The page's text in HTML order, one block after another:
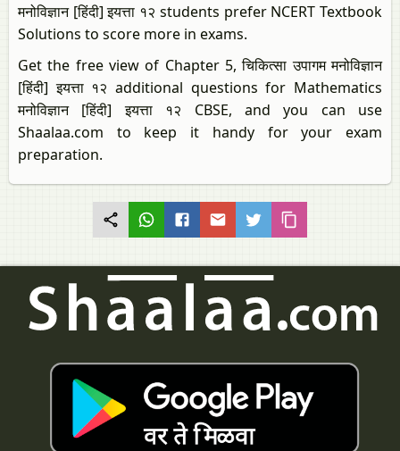
मनोविज्ञान [हिंदी] इयत्ता १२ students prefer NCERT Textbook
Solutions to score more in exams.
Get the free view of Chapter 5, चिकित्सा उपागम मनोविज्ञान
[हिंदी] इयत्ता १२ additional questions for Mathematics
मनोविज्ञान [हिंदी] इयत्ता १२ CBSE, and you can use
Shaalaa.com to keep it handy for your exam
preparation.